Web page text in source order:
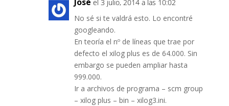
el 3 julio, 2014 a las 10:02
No sé si te valdrá esto. Lo encontré
googleando.
En teoría el nº de líneas que trae por
defecto el xilog plus es de 64.000. Sin
embargo se pueden ampliar hasta
999.000.
Ir a archivos de programa – scm group
– xilog plus – bin – xilog3.ini.